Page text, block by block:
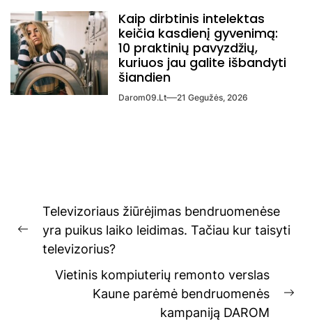
Kaip dirbtinis intelektas
keičia kasdienį gyvenimą:
10 praktinių pavyzdžių,
kuriuos jau galite išbandyti
šiandien
Darom09.lt 21 Gegužės, 2026
Navigacija
tarp
įrašų
Previous
post:
Televizoriaus žiūrėjimas bendruomenėse
yra puikus laiko leidimas. Tačiau kur taisyti
televizorius?
Vietinis kompiuterių remonto verslas
Kaune parėmė bendruomenės
kampaniją DAROM